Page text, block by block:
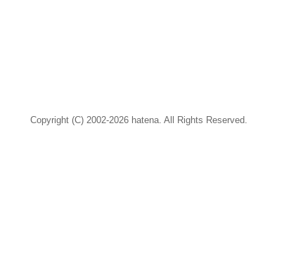
Copyright (C) 2002-2026 hatena. All Rights Reserved.